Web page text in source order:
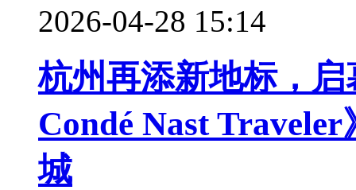
2026-04-28 15:14
杭州再添新地标，
Condé Nast
城